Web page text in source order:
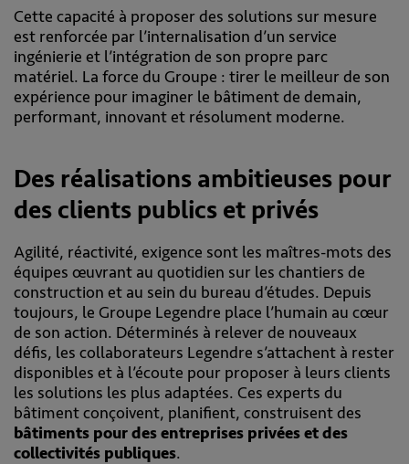
Cette capacité à proposer des solutions sur mesure
est renforcée par l’internalisation d’un service
ingénierie et l’intégration de son propre parc
matériel. La force du Groupe : tirer le meilleur de son
expérience pour imaginer le bâtiment de demain,
performant, innovant et résolument moderne.
Des réalisations ambitieuses pour
des clients publics et privés
Agilité, réactivité, exigence sont les maîtres-mots des
équipes œuvrant au quotidien sur les chantiers de
construction et au sein du bureau d’études. Depuis
toujours, le Groupe Legendre place l’humain au cœur
de son action. Déterminés à relever de nouveaux
défis, les collaborateurs Legendre s’attachent à rester
disponibles et à l’écoute pour proposer à leurs clients
les solutions les plus adaptées. Ces experts du
bâtiment conçoivent, planifient, construisent des
bâtiments pour des entreprises privées et des
collectivités publiques.